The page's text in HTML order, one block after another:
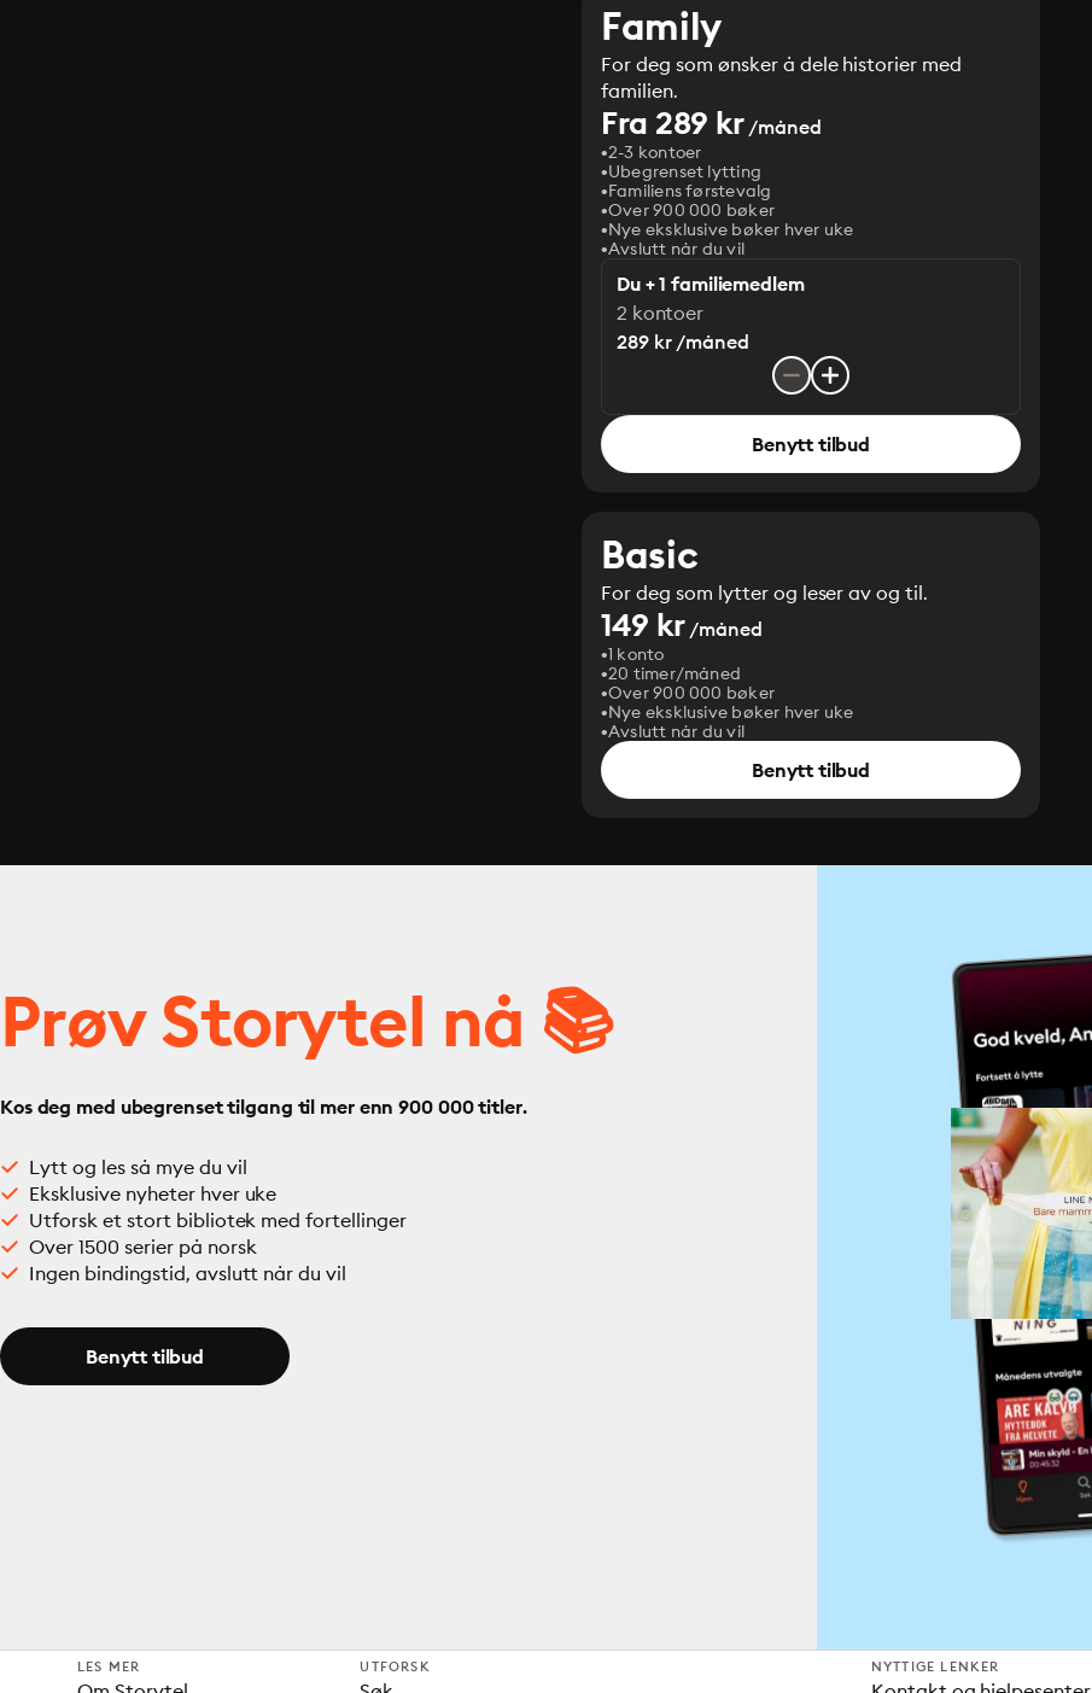
Family
For deg som ønsker å dele historier med
familien.
Fra 289 kr/måned
2-3 kontoer
Ubegrenset lytting
Familiens førstevalg
Over 900 000 bøker
Nye eksklusive bøker hver uke
Avslutt når du vil
Du + 1 familiemedlem
2 kontoer
289 kr /måned
Benytt tilbud
Basic
For deg som lytter og leser av og til.
149 kr/måned
1 konto
20 timer/måned
Over 900 000 bøker
Nye eksklusive bøker hver uke
Avslutt når du vil
Benytt tilbud
Prøv Storytel nå 📚
Kos deg med ubegrenset tilgang til mer enn 900 000 titler.
Lytt og les så mye du vil
Eksklusive nyheter hver uke
Utforsk et stort bibliotek med fortellinger
Over 1500 serier på norsk
Ingen bindingstid, avslutt når du vil
Benytt tilbud
LES MER UTFORSK NYTTIGE LENKER